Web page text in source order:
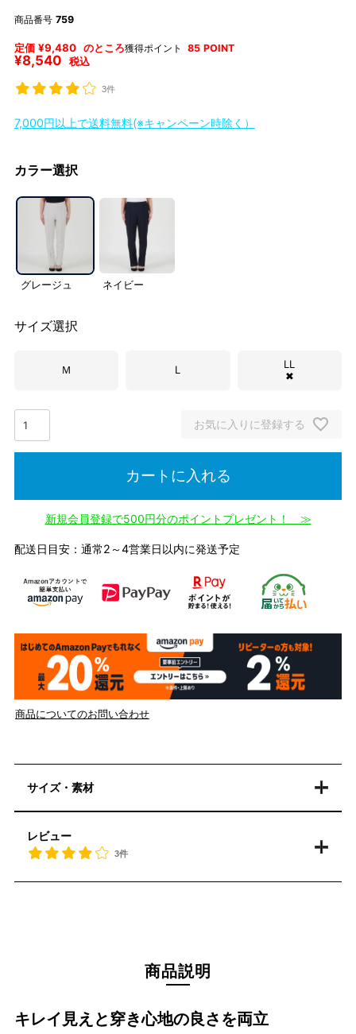
商品番号 759
定価 ¥9,480 のところ
¥8,540 税込
獲得ポイント 85 POINT
3件
7,000円以上で送料無料(※キャンペーン時除く）
カラー選択
グレージュ ネイビー
サイズ選択
Ｍ L
LL
✖
お気に入りに登録する
カートに入れる
新規会員登録で500円分のポイントプレゼント！ ≫
配送日目安：通常2～4営業日以内に発送予定
商品についてのお問い合わせ
サイズ・素材
レビュー
3件
商品説明
キレイ見えと穿き心地の良さを両立